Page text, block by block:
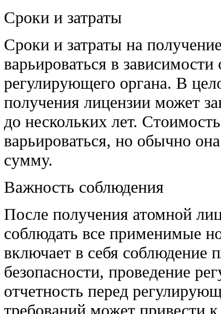
Сроки и затраты
Сроки и затраты на
варьироваться в
регулирующего органа. В
получения лицензии может
до нескольких лет.
варьироваться, но обычно
сумму.
Важность соблюдения
После получения атомной
соблюдать все применимые
включает в себя соблюдение
безопасности, проведение
отчетность перед
требований может привести